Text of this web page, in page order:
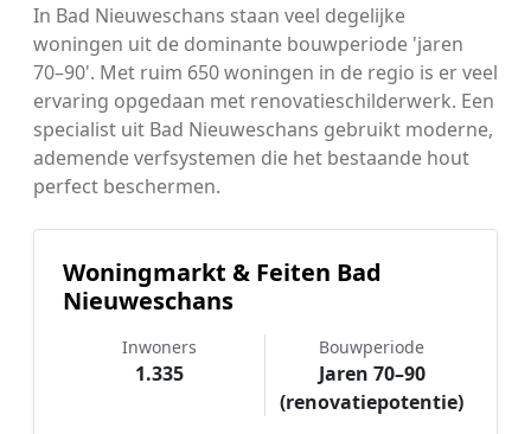
In Bad Nieuweschans staan veel degelijke
woningen uit de dominante bouwperiode 'jaren
70–90'. Met ruim 650 woningen in de regio is er veel
ervaring opgedaan met renovatieschilderwerk. Een
specialist uit Bad Nieuweschans gebruikt moderne,
ademende verfsystemen die het bestaande hout
perfect beschermen.
Woningmarkt & Feiten Bad
Nieuweschans
Inwoners
1.335
Bouwperiode
Jaren 70–90
(renovatiepotentie)